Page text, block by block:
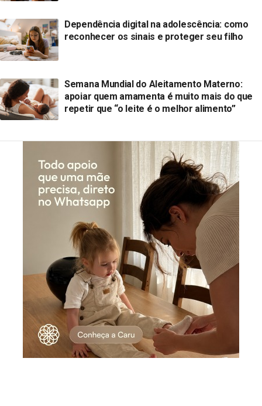
Dependência digital na adolescência: como
reconhecer os sinais e proteger seu filho
Semana Mundial do Aleitamento Materno:
apoiar quem amamenta é muito mais do que
repetir que “o leite é o melhor alimento”